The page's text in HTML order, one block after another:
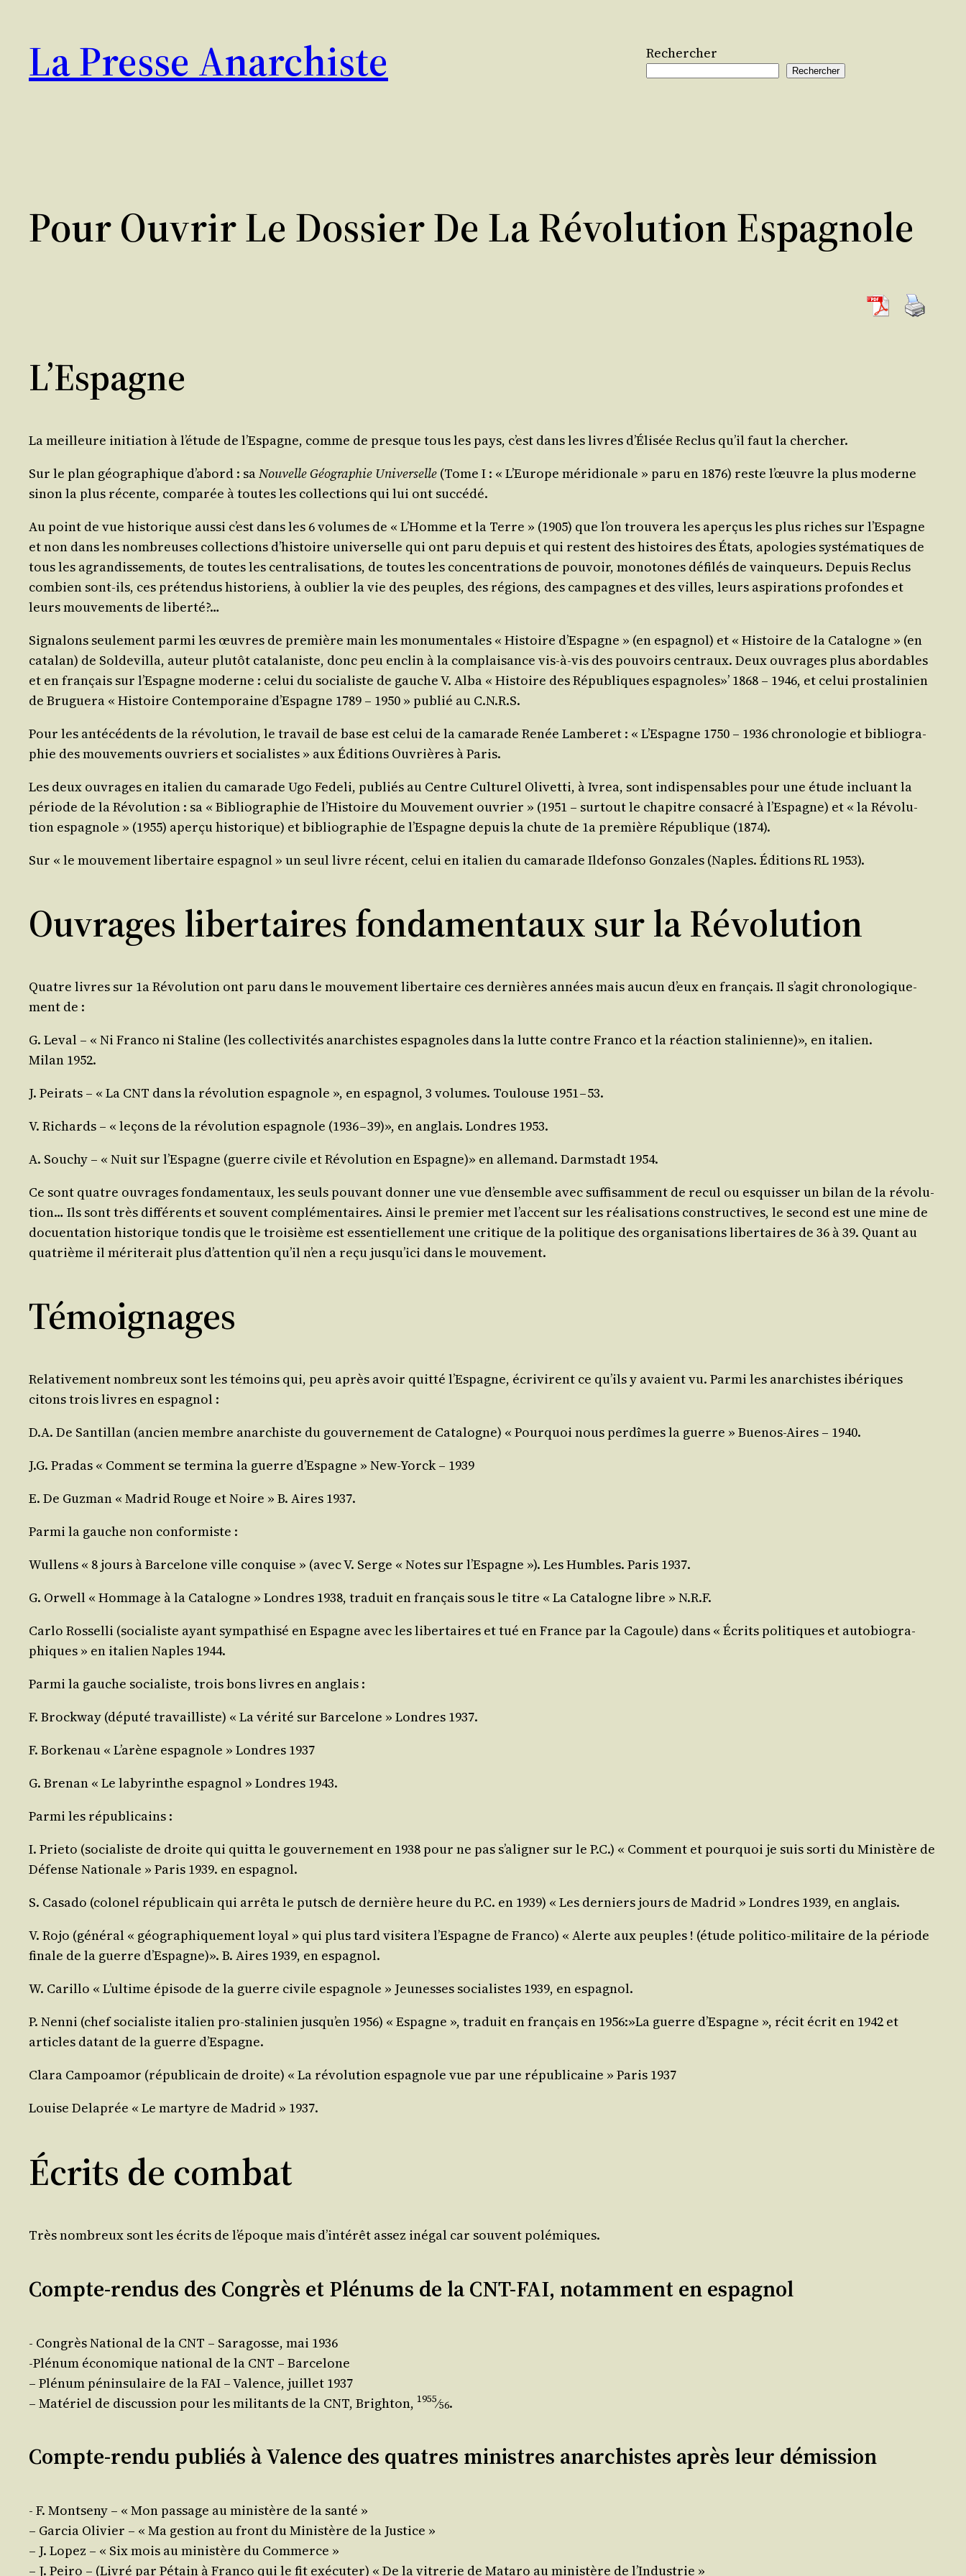
contenu
La Presse Anarchiste Rechercher
Rechercher
Pour Ouvrir Le Dossier De La Révolution Espagnole
L’Espagne
La meilleure ini­tia­tion à l’étude de l’Espagne, comme de presque tous les pays, c’est dans les livres d’Élisée Reclus qu’il faut la chercher.
Sur le plan géo­gra­phique d’abord : saNou­velle Géo­gra­phie Uni­ver­selle (Tome I : « L’Europe méri­dio­nale » paru en 1876) reste l’œuvre la plus moderne
sinon la plus récente, com­pa­rée à toutes les col­lec­tions qui lui ont succédé.
Au point de vue his­to­rique aus­si c’est dans les 6 volumes de « L’Homme et la Terre » (1905) que l’on trou­ve­ra les aper­çus les plus riches sur l’Espagne
et non dans les nom­breuses col­lec­tions d’histoire uni­ver­selle qui ont paru depuis et qui res­tent des his­toires des États, apo­lo­gies sys­té­ma­tiques de
tous les agran­dis­se­ments, de toutes les cen­tra­li­sa­tions, de toutes les concen­tra­tions de pou­voir, mono­tones défi­lés de vain­queurs. Depuis Reclus
com­bien sont-ils, ces pré­ten­dus his­to­riens, à oublier la vie des peuples, des régions, des cam­pagnes et des villes, leurs aspi­ra­tions pro­fondes et
leurs mou­ve­ments de liberté?…
Signa­lons seule­ment par­mi les œuvres de pre­mière main les monu­men­tales « His­toire d’Espagne » (en espa­gnol) et « His­toire de la Cata­logne » (en
cata­lan) de Sol­de­vil­la, auteur plu­tôt cata­la­niste, donc peu enclin à la com­plai­sance vis-à-vis des pou­voirs cen­traux. Deux ouvrages plus abor­dables
et en fran­çais sur l’Espagne moderne : celui du socia­liste de gauche V. Alba « His­toire des Répu­bliques espa­gnoles»’ 1868 – 1946, et celui pros­ta­li­nien
de Bru­gue­ra « His­toire Contem­po­raine d’Espagne 1789 – 1950 » publié au C.N.R.S.
Pour les anté­cé­dents de la révo­lu­tion, le tra­vail de base est celui de la cama­rade Renée Lam­be­ret : « L’Espagne 1750 – 1936 chro­no­lo­gie et biblio­gra­
phie des mou­ve­ments ouvriers et socia­listes » aux Édi­tions Ouvrières à Paris.
Les deux ouvrages en ita­lien du cama­rade Ugo Fede­li, publiés au Centre Cultu­rel Oli­vet­ti, à Ivrea, sont indis­pen­sables pour une étude incluant la
période de la Révo­lu­tion : sa « Biblio­gra­phie de l’Histoire du Mou­ve­ment ouvrier » (1951 – sur­tout le cha­pitre consa­cré à l’Espagne) et « la Révo­lu­
tion espa­gnole » (1955) aper­çu his­to­rique) et biblio­gra­phie de l’Espagne depuis la chute de 1a pre­mière Répu­blique (1874).
Sur « le mou­ve­ment liber­taire espa­gnol » un seul livre récent, celui en ita­lien du cama­rade Ilde­fon­so Gon­zales (Naples. Édi­tions RL 1953).
Ouvrages libertaires fondamentaux sur la Révolution
Quatre livres sur 1a Révo­lu­tion ont paru dans le mou­ve­ment liber­taire ces der­nières années mais aucun d’eux en fran­çais. Il s’agit chro­no­lo­gi­que­
ment de :
G. Leval – « Ni Fran­co ni Sta­line (les col­lec­ti­vi­tés anar­chistes espa­gnoles dans la lutte contre Fran­co et la réac­tion sta­li­nienne)», en ita­lien.
Milan 1952.
J. Pei­rats – « La CNT dans la révo­lu­tion espa­gnole », en espa­gnol, 3 volumes. Tou­louse 1951 – 53.
V. Richards – « leçons de la révo­lu­tion espa­gnole (1936 – 39)», en anglais. Londres 1953.
A. Sou­chy – « Nuit sur l’Espagne (guerre civile et Révo­lu­tion en Espagne)» en alle­mand. Darm­stadt 1954.
Ce sont quatre ouvrages fon­da­men­taux, les seuls pou­vant don­ner une vue d’ensemble avec suf­fi­sam­ment de recul ou esquis­ser un bilan de la révo­lu­
tion… Ils sont très dif­fé­rents et sou­vent com­plé­men­taires. Ain­si le pre­mier met l’accent sur les réa­li­sa­tions construc­tives, le second est une mine de
docuen­ta­tion his­to­rique ton­dis que le troi­sième est essen­tiel­le­ment une cri­tique de la poli­tique des orga­ni­sa­tions liber­taires de 36 à 39. Quant au
qua­trième il méri­te­rait plus d’attention qu’il n’en a reçu jusqu’ici dans le mouvement.
Témoignages
Rela­ti­ve­ment nom­breux sont les témoins qui, peu après avoir quit­té l’Espagne, écri­virent ce qu’ils y avaient vu. Par­mi les anar­chistes ibé­riques
citons trois livres en espagnol :
D.A. De San­tillan (ancien membre anar­chiste du gou­ver­ne­ment de Cata­logne) « Pour­quoi nous per­dîmes la guerre » Bue­nos-Aires – 1940.
J.G. Pra­das « Com­ment se ter­mi­na la guerre d’Espagne » New-Yorck – 1939
E. De Guz­man « Madrid Rouge et Noire » B. Aires 1937.
Par­mi la gauche non conformiste :
Wul­lens « 8 jours à Bar­ce­lone ville conquise » (avec V. Serge « Notes sur l’Espagne »). Les Humbles. Paris 1937.
G. Orwell « Hom­mage à la Cata­logne » Londres 1938, tra­duit en fran­çais sous le titre « La Cata­logne libre » N.R.F.
Car­lo Ros­sel­li (socia­liste ayant sym­pa­thi­sé en Espagne avec les liber­taires et tué en France par la Cagoule) dans « Écrits poli­tiques et auto­bio­gra­
phiques » en ita­lien Naples 1944.
Par­mi la gauche socia­liste, trois bons livres en anglais :
F. Bro­ck­way (dépu­té tra­vailliste) « La véri­té sur Bar­ce­lone » Londres 1937.
F. Bor­ke­nau « L’arène espa­gnole » Londres 1937
G. Bre­nan « Le laby­rinthe espa­gnol » Londres 1943.
Par­mi les républicains :
I. Prie­to (socia­liste de droite qui quit­ta le gou­ver­ne­ment en 1938 pour ne pas s’aligner sur le P.C.) « Com­ment et pour­quoi je suis sor­ti du Minis­tère de
Défense Natio­nale » Paris 1939. en espagnol.
S. Casa­do (colo­nel répu­bli­cain qui arrê­ta le putsch de der­nière heure du P.C. en 1939) « Les der­niers jours de Madrid » Londres 1939, en anglais.
V. Rojo (géné­ral « géo­gra­phi­que­ment loyal » qui plus tard visi­te­ra l’Espagne de Fran­co) « Alerte aux peuples ! (étude poli­ti­co-mili­taire de la période
finale de la guerre d’Espagne)». B. Aires 1939, en espagnol.
W. Carillo « L’ultime épi­sode de la guerre civile espa­gnole » Jeu­nesses socia­listes 1939, en espagnol.
P. Nen­ni (chef socia­liste ita­lien pro-sta­li­nien jusqu’en 1956) « Espagne », tra­duit en fran­çais en 1956:»La guerre d’Espagne », récit écrit en 1942 et
articles datant de la guerre d’Espagne.
Cla­ra Cam­poa­mor (répu­bli­cain de droite) « La révo­lu­tion espa­gnole vue par une répu­bli­caine » Paris 1937
Louise Dela­prée « Le mar­tyre de Madrid » 1937.
Écrits de combat
Très nom­breux sont les écrits de l’époque mais d’intérêt assez inégal car sou­vent polémiques.
Compte-rendus des Congrès et Plénums de la CNT-FAI, notamment en espagnol
- Congrès Natio­nal de la CNT – Sara­gosse, mai 1936
‑Plé­num éco­no­mique natio­nal de la CNT – Barcelone
– Plé­num pénin­su­laire de la FAI – Valence, juillet 1937
– Maté­riel de dis­cus­sion pour les mili­tants de la CNT, Brigh­ton, 1955⁄56.
Compte-rendu publiés à Valence des quatres ministres anarchistes après leur démission
- F. Mont­se­ny – « Mon pas­sage au minis­tère de la santé »
– Gar­cia Oli­vier – « Ma ges­tion au front du Minis­tère de la Justice »
– J. Lopez – « Six mois au minis­tère du Commerce »
– J. Pei­ro – (Livré par Pétain à Fran­co qui le fit exé­cu­ter) « De la vitre­rie de Mata­ro au minis­tère de l’Industrie »